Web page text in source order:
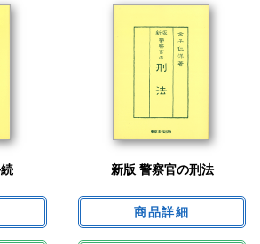
新版 警察官の刑法